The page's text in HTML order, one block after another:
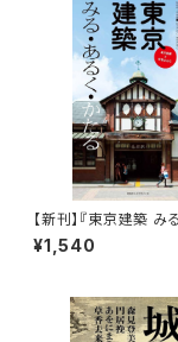
【新刊】『東京建築 み
かたる』
¥1,540